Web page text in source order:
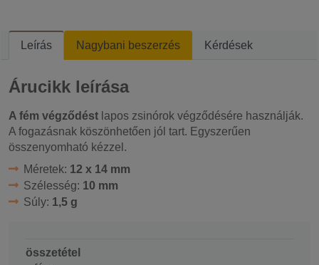
Leírás Nagybani beszerzés Kérdések
Árucikk leírása
A fém végződést lapos zsinórok végződésére használják.
A fogazásnak köszönhetően jól tart. Egyszerűen
összenyomható kézzel.
Méretek: 12 x 14 mm
Szélesség: 10 mm
Súly: 1,5 g
összetétel